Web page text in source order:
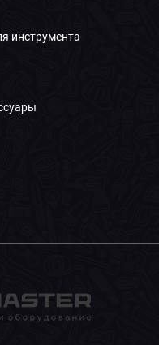
инструмента